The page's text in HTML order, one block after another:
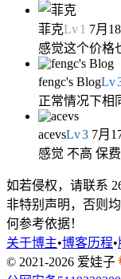
菲克Lv1 7月
感觉这个价格
fengc's BlogLv
正常情况下相
acevsLv3 7月
感觉 不高 保费
如若侵权，请联系
非特别声明，否则
何参考依据！
关于博主•博客历程•
© 2021-2026 爱娃子